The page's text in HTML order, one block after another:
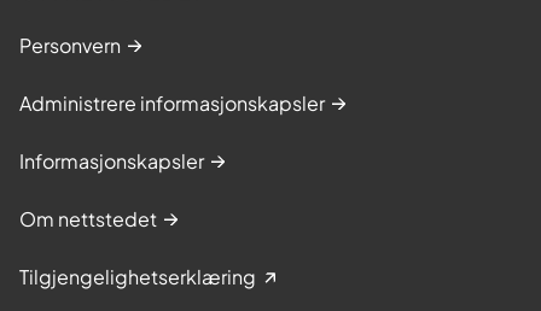
Personvern
Administrere informasjonskapsler
Informasjonskapsler
Om nettstedet
Tilgjengelighetserklæring